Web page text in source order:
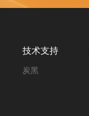
技术支持
炭黑